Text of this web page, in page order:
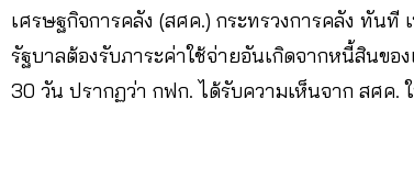
เศรษฐกิจการคลัง (สศค.) กระทรวงการคลัง ทันที
รัฐบาลต้องรับภาระค่าใช้จ่ายอันเกิดจากหนี้สินข
30 วัน ปรากฏว่า กฟก. ได้รับความเห็นจาก สศค.